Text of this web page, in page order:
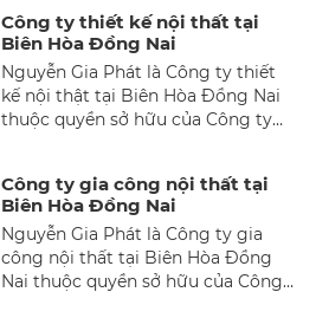
viết dưới đây nhé.
Gọi 0973 127 282!
Công ty thiết kế nội thất tại
Biên Hòa Đồng Nai
Nguyễn Gia Phát là Công ty thiết
kế nội thật tại Biên Hòa Đồng Nai
thuộc quyền sở hữu của Công ty
Sản xuất nội thất tại Biên Hòa
Đồng Nai hơn 10 năm qua. Chúng
tôi chuyên thiết kế – sản xuất thi
công cung cấp các mặt hàng nội
thất đồ gỗ cao cấp cho các Căn hộ
Công ty gia công nội thất tại
Biên Hòa Đồng Nai
Nguyễn Gia Phát là Công ty gia
công nội thất tại Biên Hòa Đồng
Nai thuộc quyền sở hữu của Công